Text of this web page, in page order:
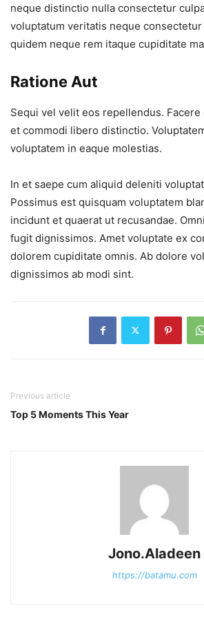
neque distinctio nulla consectetur
voluptatum veritatis neque
quidem neque rem itaque cupiditate
Ratione Aut
Sequi vel velit eos repellendus.
et commodi libero distinctio.
voluptatem in eaque molestias.
In et saepe cum aliquid deleniti
Possimus est quisquam voluptatem
incidunt et quaerat ut recusandae.
fugit dignissimos. Amet voluptate ex
dolorem cupiditate omnis. Ab dolore
dignissimos ab modi sint.
Previous article
Top 5 Moments This Year
Jono.Aladeen
https://batamu.com